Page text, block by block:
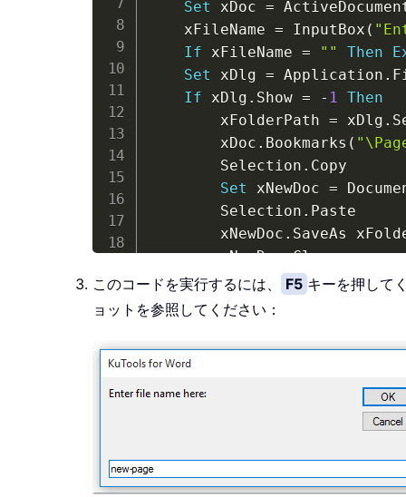
Set xDoc =
    xFileName
= InputBox (
If xFileName = "" Then
Set xDlg = Application .
If xDlg . Show = - 1 Then
        xFolderPath
= xDlg .
        xDoc
. Bookmarks (
        Selection
. Copy
Set xNewDoc =
        Selection
. Paste
        xNewDoc
. SaveAs
        xNewDoc
.Close
End If
End Sub
このコードを実行するには、 F5 キーを押して
ョットを参照してください：